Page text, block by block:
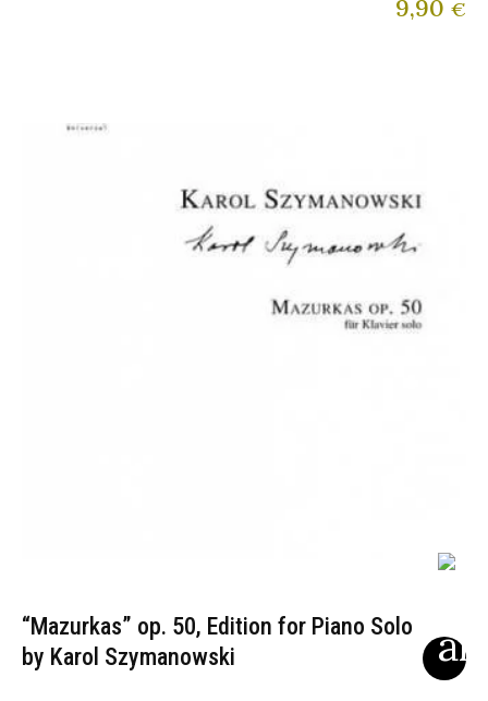
9,90 €
“Mazurkas” op. 50, Edition for Piano Solo
by Karol Szymanowski